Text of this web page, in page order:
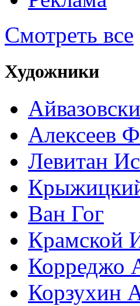
Смотреть все
Художники
Алексеев
Левитан
Ван Гог
Крамской
Корреджо
Корзухин